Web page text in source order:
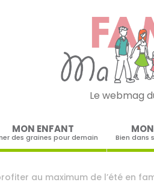
Le webmag
MON ENFANT
des graines pour demain Bien dans
au maximum de l’été en